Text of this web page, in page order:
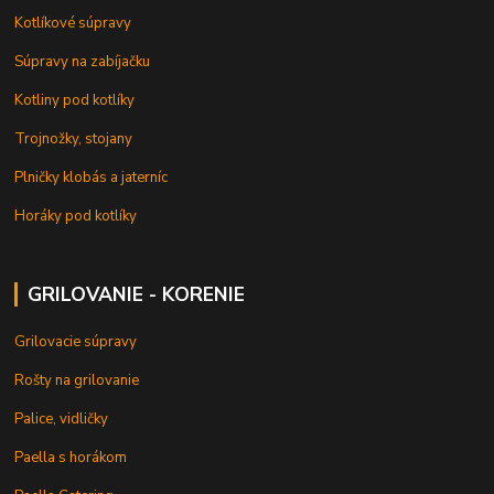
Kotlíkové súpravy
Súpravy na zabíjačku
Kotliny pod kotlíky
Trojnožky, stojany
Plničky klobás a jaterníc
Horáky pod kotlíky
GRILOVANIE - KORENIE
Grilovacie súpravy
Rošty na grilovanie
Palice, vidličky
Paella s horákom